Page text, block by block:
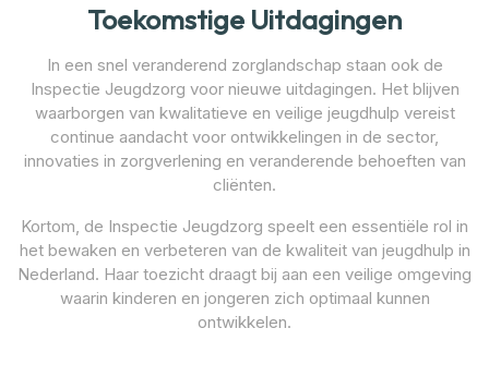
Toekomstige Uitdagingen
In een snel veranderend zorglandschap staan ook de
Inspectie Jeugdzorg voor nieuwe uitdagingen. Het blijven
waarborgen van kwalitatieve en veilige jeugdhulp vereist
continue aandacht voor ontwikkelingen in de sector,
innovaties in zorgverlening en veranderende behoeften van
cliënten.
Kortom, de Inspectie Jeugdzorg speelt een essentiële rol in
het bewaken en verbeteren van de kwaliteit van jeugdhulp in
Nederland. Haar toezicht draagt bij aan een veilige omgeving
waarin kinderen en jongeren zich optimaal kunnen
ontwikkelen.